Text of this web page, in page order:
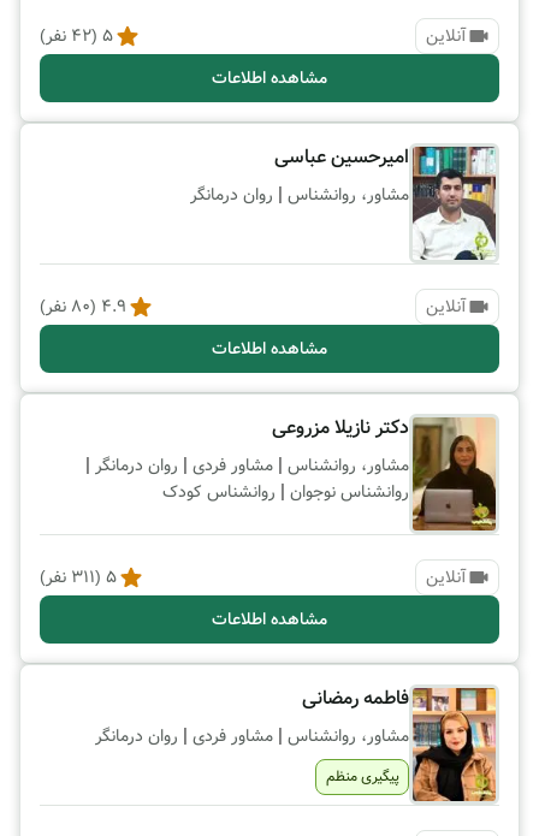
آنلاین 5
(
42 نفر)
مشاهده اطلاعات
امیرحسین عباسی
مشاور، روانشناس | روان درمانگر
آنلاین 4.9
(
80 نفر)
مشاهده اطلاعات
دکتر نازیلا مزروعی
مشاور، روانشناس | مشاور فردی | روان درمانگر |
روانشناس نوجوان | روانشناس کودک
آنلاین 5
(
311 نفر)
مشاهده اطلاعات
فاطمه رمضانی
مشاور، روانشناس | مشاور فردی | روان درمانگر
پیگیری منظم